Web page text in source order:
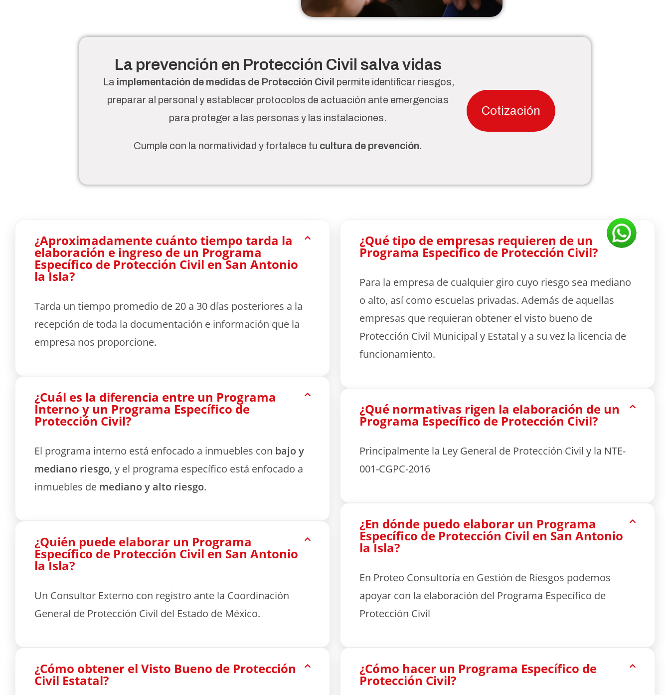
La prevención en Protección Civil salva vidas
La implementación de medidas de Protección Civil permite identificar riesgos,
preparar al personal y establecer protocolos de actuación ante emergencias
para proteger a las personas y las instalaciones.
Cumple con la normatividad y fortalece tu cultura de prevención.
Cotización
¿Aproximadamente cuánto tiempo tarda la
elaboración e ingreso de un Programa
Específico de Protección Civil en San Antonio
la Isla?
Tarda un tiempo promedio de 20 a 30 días posteriores a la
recepción de toda la documentación e información que la
empresa nos proporcione.
¿Cuál es la diferencia entre un Programa
Interno y un Programa Específico de
Protección Civil?
El programa interno está enfocado a inmuebles con bajo y
mediano riesgo, y el programa específico está enfocado a
inmuebles de mediano y alto riesgo.
¿Quién puede elaborar un Programa
Específico de Protección Civil en San Antonio
la Isla?
Un Consultor Externo con registro ante la Coordinación
General de Protección Civil del Estado de México.
¿Cómo obtener el Visto Bueno de Protección
Civil Estatal?
¿Qué tipo de empresas requieren de un
Programa Específico de Protección Civil?
Para la empresa de cualquier giro cuyo riesgo sea mediano
o alto, así como escuelas privadas. Además de aquellas
empresas que requieran obtener el visto bueno de
Protección Civil Municipal y Estatal y a su vez la licencia de
funcionamiento.
¿Qué normativas rigen la elaboración de un
Programa Específico de Protección Civil?
Principalmente la Ley General de Protección Civil y la NTE-
001-CGPC-2016
¿En dónde puedo elaborar un Programa
Específico de Protección Civil en San Antonio
la Isla?
En Proteo Consultoría en Gestión de Riesgos podemos
apoyar con la elaboración del Programa Específico de
Protección Civil
¿Cómo hacer un Programa Específico de
Protección Civil?